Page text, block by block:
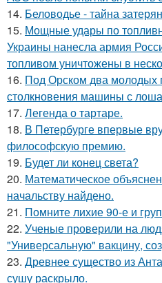
14. Беловодье - тайна
15. Мощные удары по
Украины нанесла армия
топливом уничтожены в
16. Под Орском два молодых
столкновения машины с
17. Легенда о тартаре.
18. В Петербурге впервые
философскую премию.
19. Будет ли конец света?
20. Математическое
начальству найдено.
21. Помните лихие 90-е и
22. Ученые проверили на
"Универсальную" вакцину,
23. Древнее существо из
сушу раскрыло.